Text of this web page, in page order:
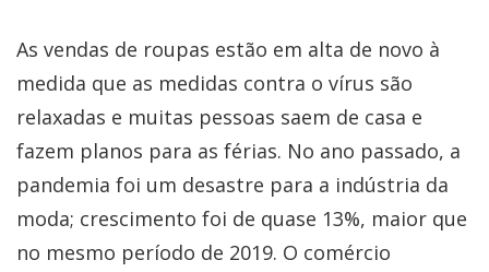
As vendas de roupas estão em alta de novo à
medida que as medidas contra o vírus são
relaxadas e muitas pessoas saem de casa e
fazem planos para as férias. No ano passado, a
pandemia foi um desastre para a indústria da
moda; crescimento foi de quase 13%, maior que
no mesmo período de 2019. O comércio